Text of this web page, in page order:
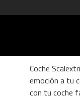
Coche
emoción a tu
con tu coche